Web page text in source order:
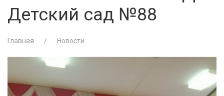
Детский сад №88
Главная Новости